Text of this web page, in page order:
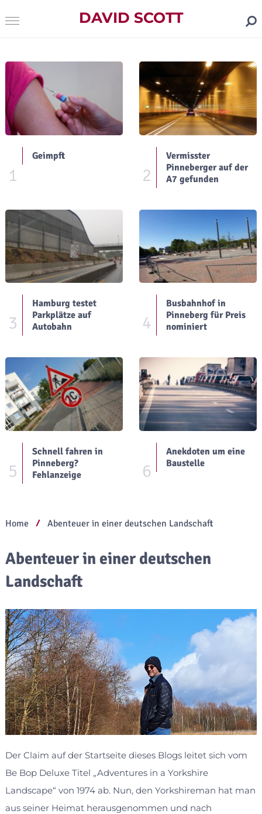
DAVID SCOTT
1
Geimpft
2
Vermisster
Pinneberger auf der
A7 gefunden
3
Hamburg testet
Parkplätze auf
Autobahn
4
Busbahnhof in
Pinneberg für Preis
nominiert
5
Schnell fahren in
Pinneberg?
Fehlanzeige
6
Anekdoten um eine
Baustelle
Home Abenteuer in einer deutschen Landschaft
Abenteuer in einer deutschen
Landschaft
Der Claim auf der Startseite dieses Blogs leitet sich vom
Be Bop Deluxe Titel „Adventures in a Yorkshire
Landscape“ von 1974 ab. Nun, den Yorkshireman hat man
aus seiner Heimat herausgenommen und nach